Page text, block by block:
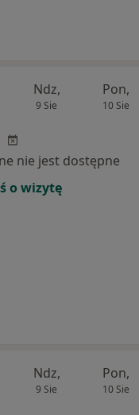
Ndz,
9 Sie
Pon,
10 Sie
nie jest dostępne
o wizytę
Ndz,
9 Sie
Pon,
10 Sie